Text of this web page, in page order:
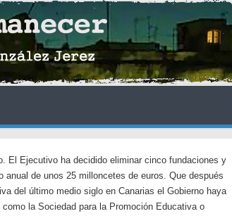
El Ejecutivo ha decidido eliminar cinco fundaciones y
de unos 25 milloncetes de euros. Que después
del último medio siglo en Canarias el Gobierno haya
la Sociedad para la Promoción Educativa o